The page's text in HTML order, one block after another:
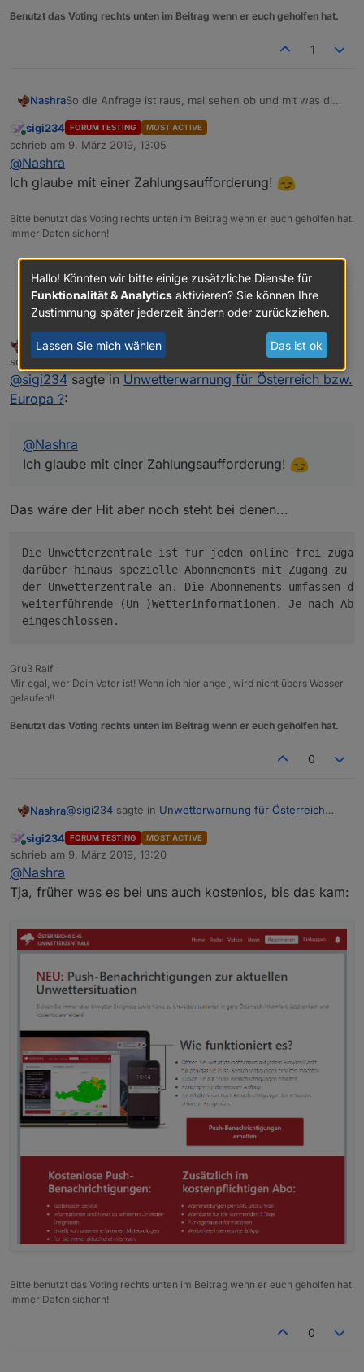
Benutzt das Voting rechts unten im Beitrag wenn er euch geholfen hat.
1
NashraSo die Anfrage ist raus, mal sehen ob und mit was die
Online
sigi234 FORUM TESTING MOST ACTIVE
schrieb am 9. März 2019, 13:05
zuletzt editiert von
@Nashra
Ich glaube mit einer Zahlungsaufforderung!
Bitte benutzt das Voting rechts unten im Beitrag wenn er euch geholfen hat.
Immer Daten sichern!
sigi234@Nashra
Ich glaube mit einer Zahlungsaufforderung!
Offline
Nashra MOST ACTIVE FORUM TESTING
schrieb am9. März 2019, 13:11
zuletzt editiert von Nashra3. Sept. 2019, 14:12
@sigi234 sagte in Unwetterwarnung für Österreich bzw.
Europa ?:
@Nashra
Ich glaube mit einer Zahlungsaufforderung!
Das wäre der Hit aber noch steht bei denen...
Die Unwetterzentrale ist für jeden online frei
darüber hinaus spezielle Abonnements mit Zugang zu
der Unwetterzentrale an. Die Abonnements
weiterführende (Un-)Wetterinformationen. Je nach
Gruß Ralf
Mir egal, wer Dein Vater ist! Wenn ich hier angel, wird nicht übers Wasser
gelaufen!!
Benutzt das Voting rechts unten im Beitrag wenn er euch geholfen hat.
0
Nashra@sigi234 sagte in Unwetterwarnung für Österreich
@Nashra
darüber hinaus spezielle Abonnements mit
der Unwetterzentrale an. Die Abonnements
Online
sigi234 FORUM TESTING MOST ACTIVE
schrieb am 9. März 2019, 13:20
zuletzt editiert von
@Nashra
Tja, früher was es bei uns auch kostenlos, bis das kam:
Bitte benutzt das Voting rechts unten im Beitrag wenn er euch geholfen hat.
Immer Daten sichern!
0
Hallo! Könnten wir bitte einige zusätzliche Dienste für
Funktionalität & Analytics aktivieren? Sie können Ihre
Zustimmung später jederzeit ändern oder zurückziehen.
Lassen Sie mich wählen Das ist ok